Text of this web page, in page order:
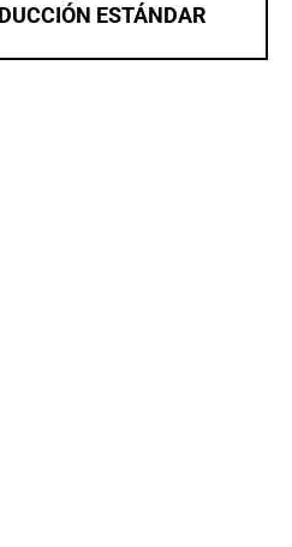
ESTÁNDAR